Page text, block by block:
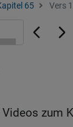
65 Vers
zum